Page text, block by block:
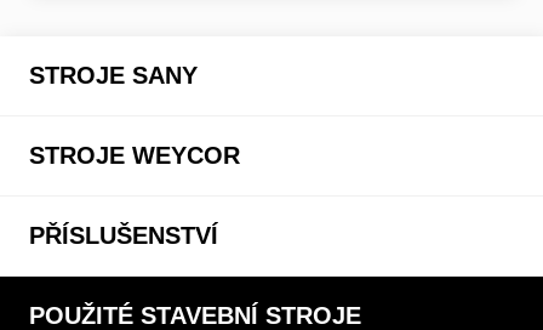
STROJE SANY
STROJE WEYCOR
PŘÍSLUŠENSTVÍ
POUŽITÉ STAVEBNÍ STROJE